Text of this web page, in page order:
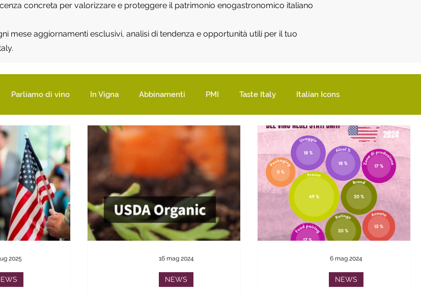
concreta per valorizzare e proteggere il patrimonio enogastronomico italiano
mese aggiornamenti esclusivi, analisi di tendenza e opportunità utili per il tuo
Parliamo di vino In Vigna Abbinamenti PMI Taste Italy Italian Icons
2025
NEWS
16 mag 2024
NEWS
6 mag 2024